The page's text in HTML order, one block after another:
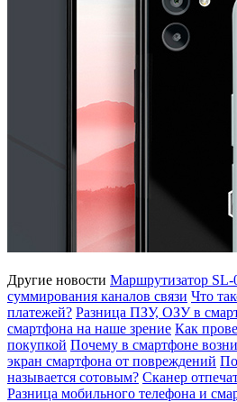
Другие новости Маршрутизатор SL-
суммирования каналов связи Что
платежей? Разница ПЗУ, ОЗУ в
смартфона на наше зрение Как
покупкой Почему в смартфоне
экран смартфона от повреждений
называется сотовым? Сканер
Разница мобильного телефона и